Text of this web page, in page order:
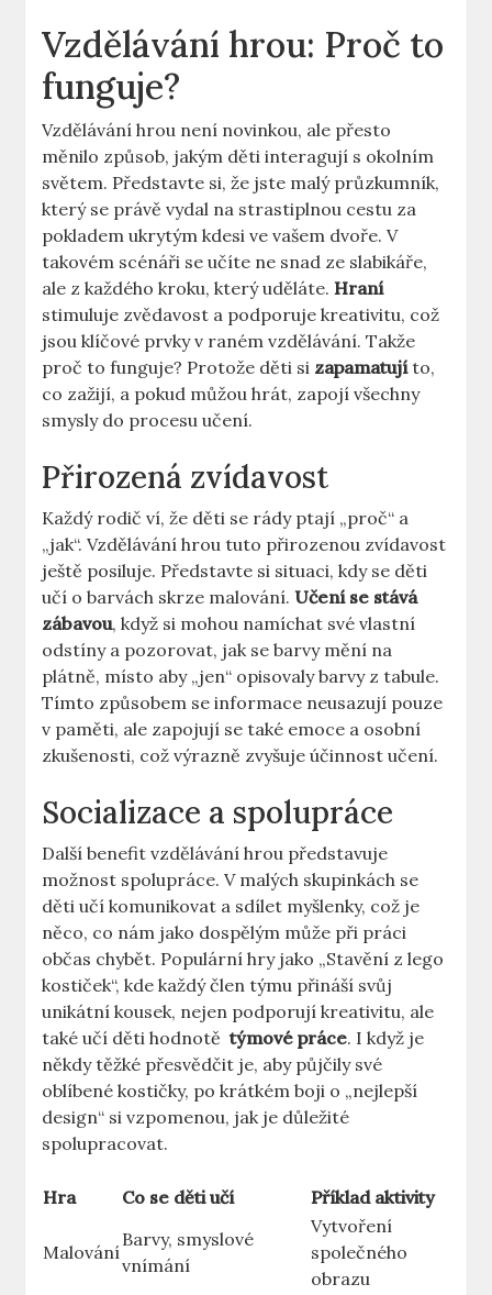
Vzdělávání hrou: Proč to
funguje?
Vzdělávání hrou není novinkou, ale přesto‌
měnilo způsob,​ jakým děti⁢ interagují s‍ okolním
světem.⁣ Představte⁤ si, že‍ jste ⁢malý průzkumník,
který se právě vydal na strastiplnou⁢ cestu‌ za
pokladem ukrytým kdesi ve vašem dvoře. ‍V
takovém scénáři ‍se učíte ne ​snad⁢ ze slabikáře,
ale z‌ každého kroku,⁢ který ⁤uděláte.Hraní
stimuluje ⁢zvědavost a podporuje⁣ kreativitu, ⁤což‍
jsou klíčové prvky v‍ raném ⁤vzdělávání. Takže
proč to funguje? Protože děti si zapamatujíto,
co zažijí, ⁢a pokud můžou hrát, zapojí všechny
smysly ⁤do procesu ⁤učení.
Přirozená zvídavost
Každý⁢ rodič ví, že ⁢děti ‌se⁢ rády‍ ptají „proč“ a
„jak“. Vzdělávání​ hrou tuto přirozenou zvídavost
ještě ‌posiluje. Představte si situaci, kdy se děti
učí o barvách skrze malování.⁣ Učení se ⁣stává
zábavou, když si mohou​ namíchat ‌své vlastní
odstíny⁤ a⁤ pozorovat, jak se​ barvy mění ​na
plátně, místo ​aby ⁢„jen“ opisovaly⁣ barvy​ z⁤ tabule.
Tímto způsobem se informace neusazují pouze
v paměti, ale zapojují se ⁢také emoce a osobní
zkušenosti, což výrazně zvyšuje⁣ účinnost ‍učení.
Socializace‌ a​ spolupráce
Další benefit ​vzdělávání⁤ hrou představuje
možnost spolupráce.​ V ⁣malých ⁤skupinkách ⁣se
děti ​učí‌ komunikovat a sdílet myšlenky,⁣ což je⁢
něco, co​ nám jako ⁤dospělým ⁤může ⁤při práci
občas chybět. Populární hry jako⁢ „Stavění z lego
kostiček“, kde každý člen týmu přináší svůj ​
unikátní kousek,⁢ nejen podporují kreativitu, ale
také učí děti hodnotě ⁤týmové práce. I když​ je
‌někdy těžké přesvědčit je,​ aby‍ půjčily své
oblíbené ‌kostičky, po​ krátkém boji o „nejlepší​
design“ si vzpomenou, jak je důležité
spolupracovat.
Hra Co se děti učí Příklad ‍aktivity
Malování
Barvy, smyslové ​
vnímání
Vytvoření
společného
⁣obrazu